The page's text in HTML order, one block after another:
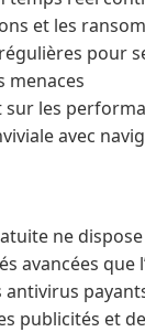
et les
pour
menaces
sur les
avec
ne
avancées que
publicités et